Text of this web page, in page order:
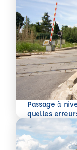
Passage à
quelles
En savoir plus